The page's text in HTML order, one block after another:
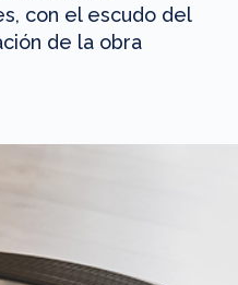
con el escudo del
de la obra